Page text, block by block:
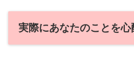
実際にあなたのことを